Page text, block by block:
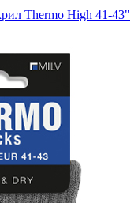
Thermo High 41-43"